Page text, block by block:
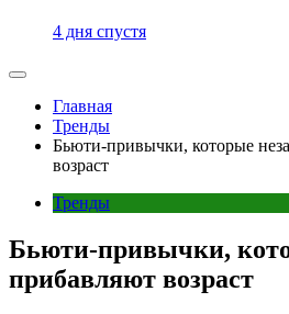
4 дня спустя
Главная
Тренды
Бьюти-привычки, которые
возраст
Тренды
Бьюти-привычки,
прибавляют возраст